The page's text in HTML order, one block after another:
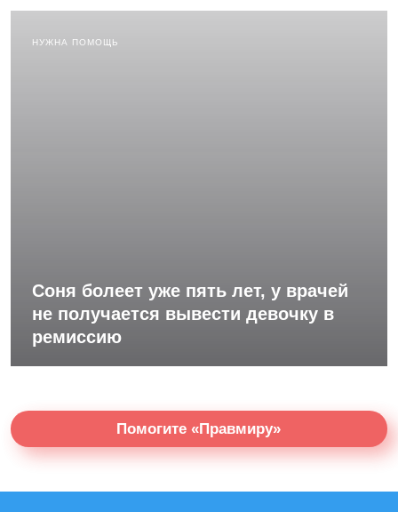
НУЖНА ПОМОЩЬ
Соня болеет уже пять лет, у врачей
не получается вывести девочку в
ремиссию
Помогите «Правмиру»